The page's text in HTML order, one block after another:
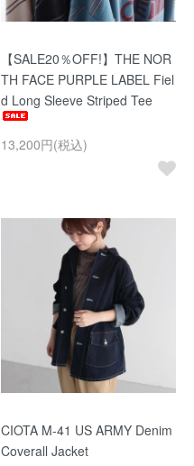
【SALE20％OFF!】THE NOR
TH FACE PURPLE LABEL Fiel
d Long Sleeve Striped Tee
13,200円(税込)
CIOTA M-41 US ARMY Denim
Coverall Jacket